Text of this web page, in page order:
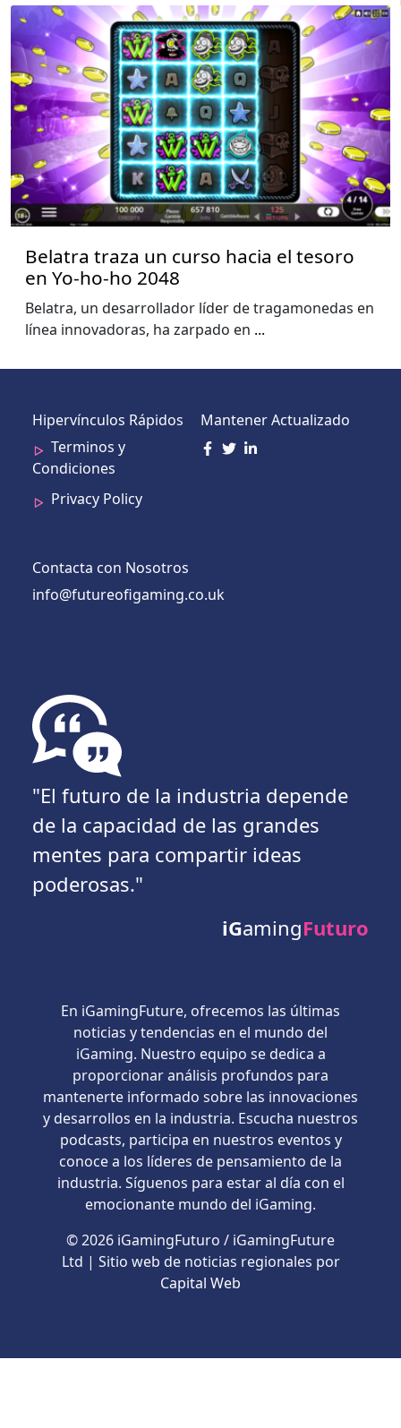
Belatra traza un curso hacia el tesoro
en Yo-ho-ho 2048
Belatra, un desarrollador líder de tragamonedas en
línea innovadoras, ha zarpado en ...
Hipervínculos Rápidos
Terminos y
Condiciones
Privacy Policy
Mantener Actualizado
Contacta con Nosotros
info@futureofigaming.co.uk
"El futuro de la industria depende
de la capacidad de las grandes
mentes para compartir ideas
poderosas."
iGamingFuturo
En iGamingFuture, ofrecemos las últimas
noticias y tendencias en el mundo del
iGaming. Nuestro equipo se dedica a
proporcionar análisis profundos para
mantenerte informado sobre las innovaciones
y desarrollos en la industria. Escucha nuestros
podcasts, participa en nuestros eventos y
conoce a los líderes de pensamiento de la
industria. Síguenos para estar al día con el
emocionante mundo del iGaming.
© 2026 iGamingFuturo / iGamingFuture
Ltd | Sitio web de noticias regionales por
Capital Web